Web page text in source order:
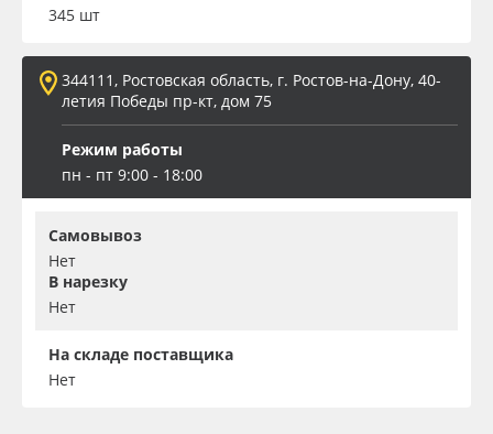
345 шт
344111, Ростовская область, г. Ростов-на-Дону, 40-
летия Победы пр-кт, дом 75
Режим работы
пн - пт 9:00 - 18:00
Самовывоз
Нет
В нарезку
Нет
На складе поставщика
Нет